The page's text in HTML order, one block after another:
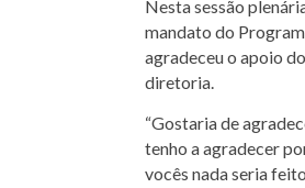
Nesta sessão
mandato do
agradeceu o apoio
diretoria.
“Gostaria de
tenho a agradecer
vocês nada seria